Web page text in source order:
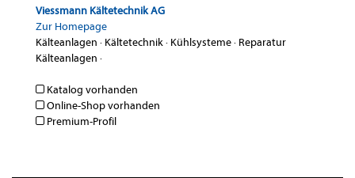
Viessmann Kältetechnik AG
Zur Homepage
Kälteanlagen · Kältetechnik· Kühlsysteme· Reparatur
Kälteanlagen ·
Katalog vorhanden
Online-Shop vorhanden
Premium-Profil